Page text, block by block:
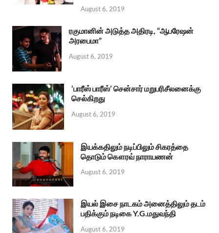
August 6, 2019
ரகுமானின் அடுத்த அதிரடி, “ஆபரேஷன்
அரபைமா”
August 6, 2019
‘பாரீஸ் பாரீஸ்’ சென்சார் மறுபரிசீலனைக்கு
செல்கிறது
August 6, 2019
இயக்கதிலும் நடிப்பிலும் சிகரத்தை
தொடும் கௌரவ் நாராயணன்
August 6, 2019
இயல் இசை நாடகம் அனைத்திலும் தடம்
பதிக்கும் நடிகை Y.G.மதுவந்தி
August 6, 2019